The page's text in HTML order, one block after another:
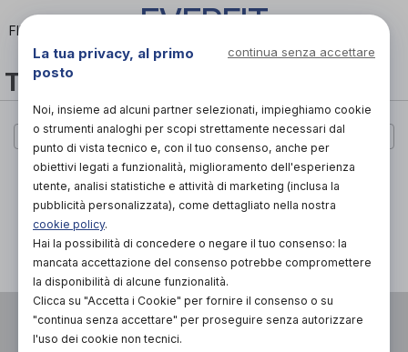
FILTRA EVERFIT
TUTTE LE CATEGORIE
Cerca per marca
PAGINA 1 DI 0
VIA UGO FOSCOLO 14,
13100, VERCELLI (VC)
P.I. 02695310025
La tua privacy, al primo
posto
continua senza accettare
Noi, insieme ad alcuni partner selezionati, impieghiamo cookie
o strumenti analoghi per scopi strettamente necessari dal
punto di vista tecnico e, con il tuo consenso, anche per
obiettivi legati a funzionalità, miglioramento dell'esperienza
utente, analisi statistiche e attività di marketing (inclusa la
pubblicità personalizzata), come dettagliato nella nostra
cookie policy.
Hai la possibilità di concedere o negare il tuo consenso: la
mancata accettazione del consenso potrebbe compromettere
la disponibilità di alcune funzionalità.
Clicca su "Accetta i Cookie" per fornire il consenso o su
"continua senza accettare" per proseguire senza autorizzare
l'uso dei cookie non tecnici.